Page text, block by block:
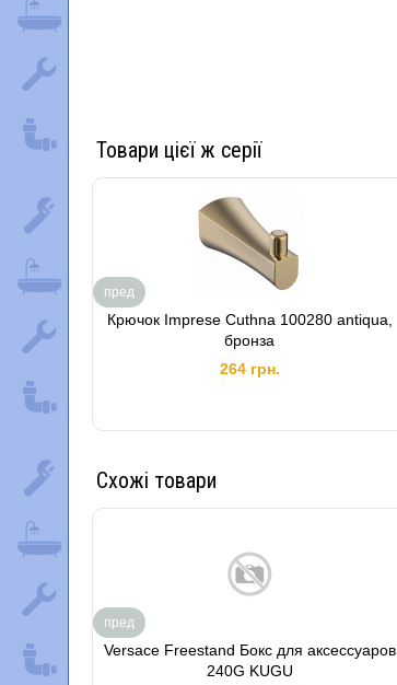
Товари цієї ж серії
Крючок Imprese Cuthna 100280 antiqua,
бронза
264 грн.
пред
Схожі товари
Versace Freestand Бокс для аксессуаров
240G KUGU
пред